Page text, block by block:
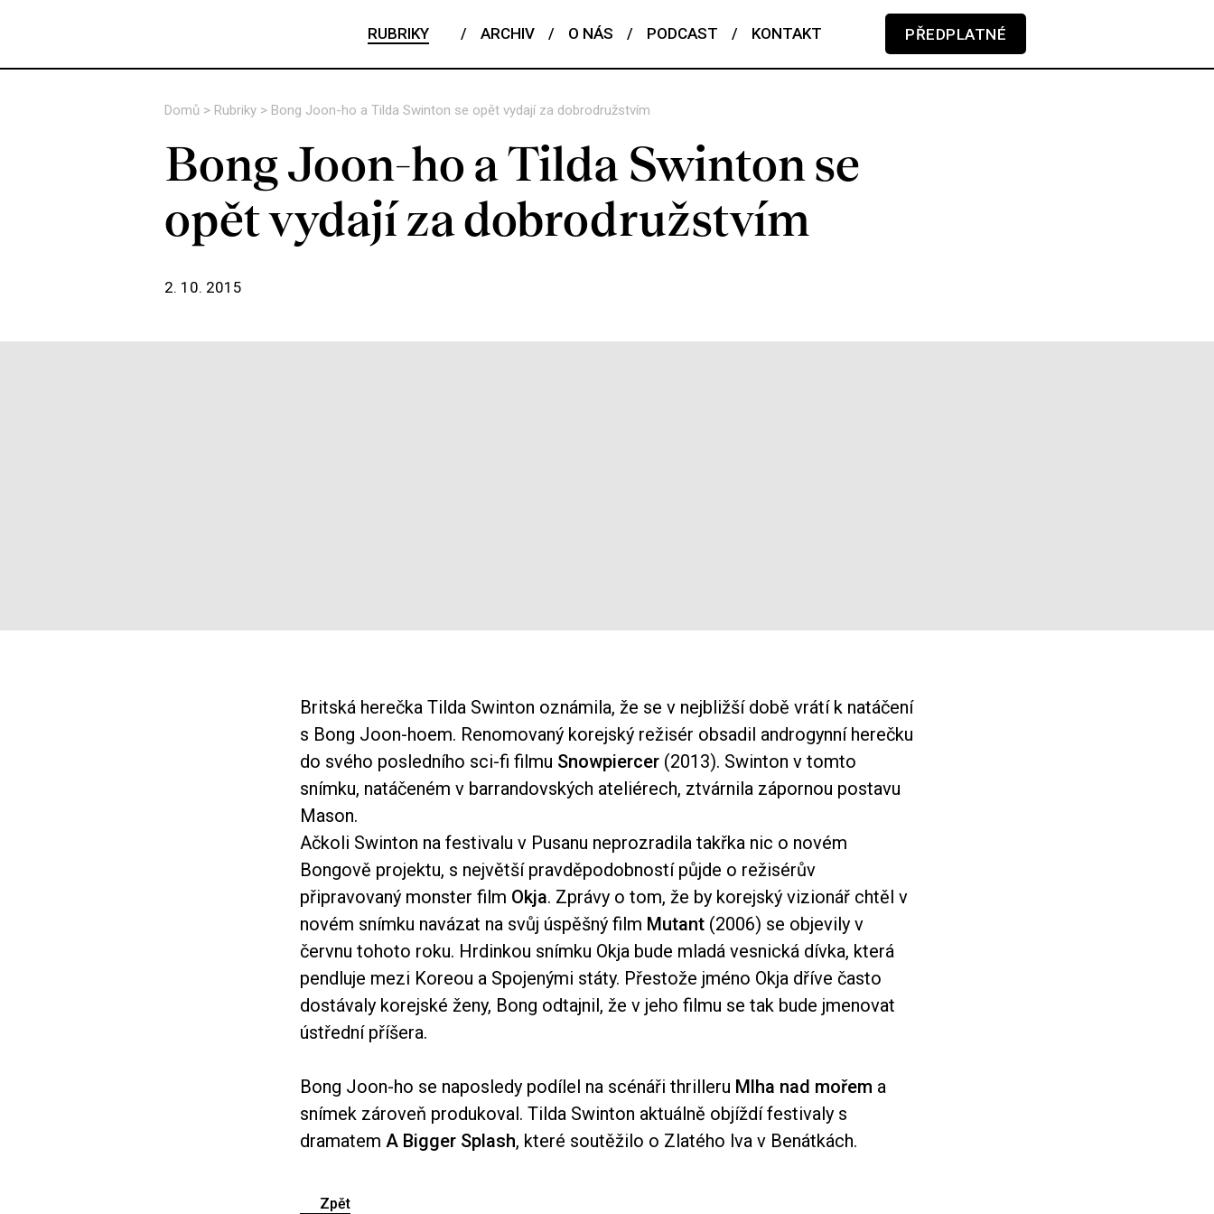
RUBRIKY / ARCHIV / O NÁS / PODCAST / KONTAKT PŘEDPLATNÉ
Domů > Rubriky > Bong Joon-ho a Tilda Swinton se opět vydají za dobrodružstvím
Bong Joon-ho a Tilda Swinton se
opět vydají za dobrodružstvím
2. 10. 2015
Britská herečka Tilda Swinton oznámila, že se v nejbližší době vrátí k natáčení
s Bong Joon-hoem. Renomovaný korejský režisér obsadil androgynní herečku
do svého posledního sci-fi filmu Snowpiercer (2013). Swinton v tomto
snímku, natáčeném v barrandovských ateliérech, ztvárnila zápornou postavu
Mason.
Ačkoli Swinton na festivalu v Pusanu neprozradila takřka nic o novém
Bongově projektu, s největší pravděpodobností půjde o režisérův
připravovaný monster film Okja. Zprávy o tom, že by korejský vizionář chtěl v
novém snímku navázat na svůj úspěšný film Mutant (2006) se objevily v
červnu tohoto roku. Hrdinkou snímku Okja bude mladá vesnická dívka, která
pendluje mezi Koreou a Spojenými státy. Přestože jméno Okja dříve často
dostávaly korejské ženy, Bong odtajnil, že v jeho filmu se tak bude jmenovat
ústřední příšera.
Bong Joon-ho se naposledy podílel na scénáři thrilleru Mlha nad mořem a
snímek zároveň produkoval. Tilda Swinton aktuálně objíždí festivaly s
dramatem A Bigger Splash, které soutěžilo o Zlatého lva v Benátkách.
Zpět